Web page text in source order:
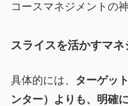
コースマネジメントの神
スライスを活かすマネ
具体的には、
ターゲッ
ンター）よりも、明確